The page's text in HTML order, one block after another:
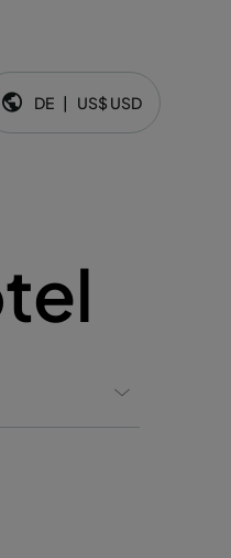
Sprache und Währung:
DE | US$ USD